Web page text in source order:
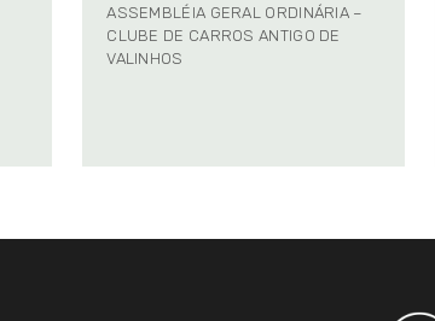
ASSEMBLÉIA GERAL ORDINÁRIA –
CLUBE DE CARROS ANTIGO DE
VALINHOS